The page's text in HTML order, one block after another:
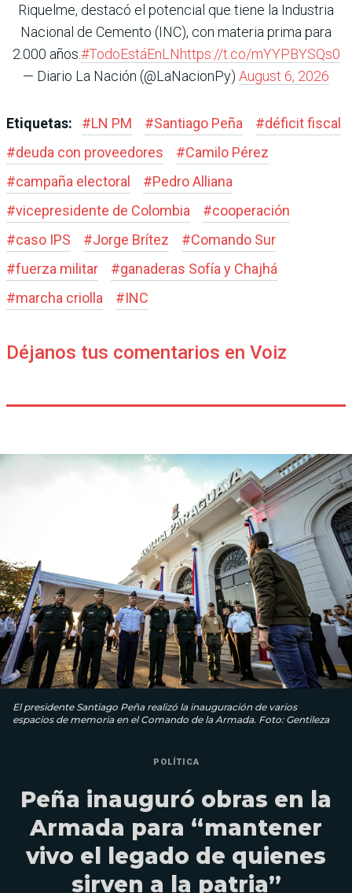
Riquelme, destacó el potencial que tiene la Industria
Nacional de Cemento (INC), con materia prima para
2.000 años.#TodoEstáEnLNhttps://t.co/mYYPBYSQs0
— Diario La Nación (@LaNacionPy) August 6, 2026
Etiquetas: #LN PM #Santiago Peña #déficit fiscal
#deuda con proveedores #Camilo Pérez
#campaña electoral #Pedro Alliana
#vicepresidente de Colombia #cooperación
#caso IPS #Jorge Brítez #Comando Sur
#fuerza militar #ganaderas Sofía y Chajhá
#marcha criolla #INC
Déjanos tus comentarios en Voiz
El presidente Santiago Peña realizó la inauguración de varios
espacios de memoria en el Comando de la Armada. Foto: Gentileza
POLÍTICA
Peña inauguró obras en la
Armada para “mantener
vivo el legado de quienes
sirven a la patria”